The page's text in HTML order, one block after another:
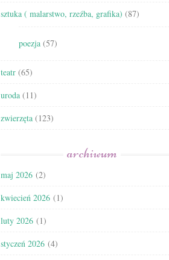
sztuka ( malarstwo, rzeźba, grafika) (87)
poezja (57)
teatr (65)
uroda (11)
zwierzęta (123)
archiwum
maj 2026 (2)
kwiecień 2026 (1)
luty 2026 (1)
styczeń 2026 (4)